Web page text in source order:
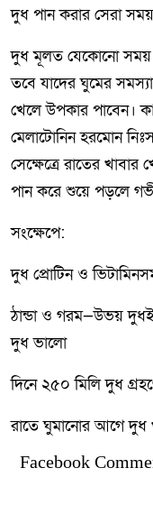
দুধ পান করার সেরা
দুধ মূলত যেকোনো সময়
তবে যাদের ঘুমের
খেলে উপকার পাবেন।
মেলাটোনিন হরমোন
সেক্ষেত্রে রাতের
পান করে শুয়ে পড়লে
সংক্ষেপে:
দুধ প্রোটিন ও
ঠান্ডা ও গরম—উভয়
দুধ ভালো
দিনে ২৫০ মিলি দুধ
রাতে ঘুমানোর আগে দুধ
Facebook